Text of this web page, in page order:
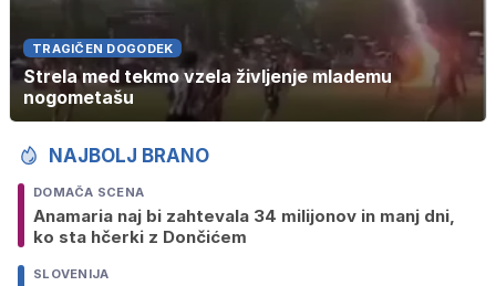
TRAGIČEN DOGODEK
Strela med tekmo vzela življenje mlademu
nogometašu
NAJBOLJ BRANO
DOMAČA SCENA
Anamaria naj bi zahtevala 34 milijonov in manj dni,
ko sta hčerki z Dončićem
SLOVENIJA